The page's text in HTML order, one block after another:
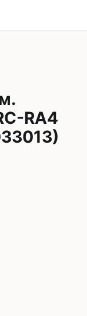
RA4